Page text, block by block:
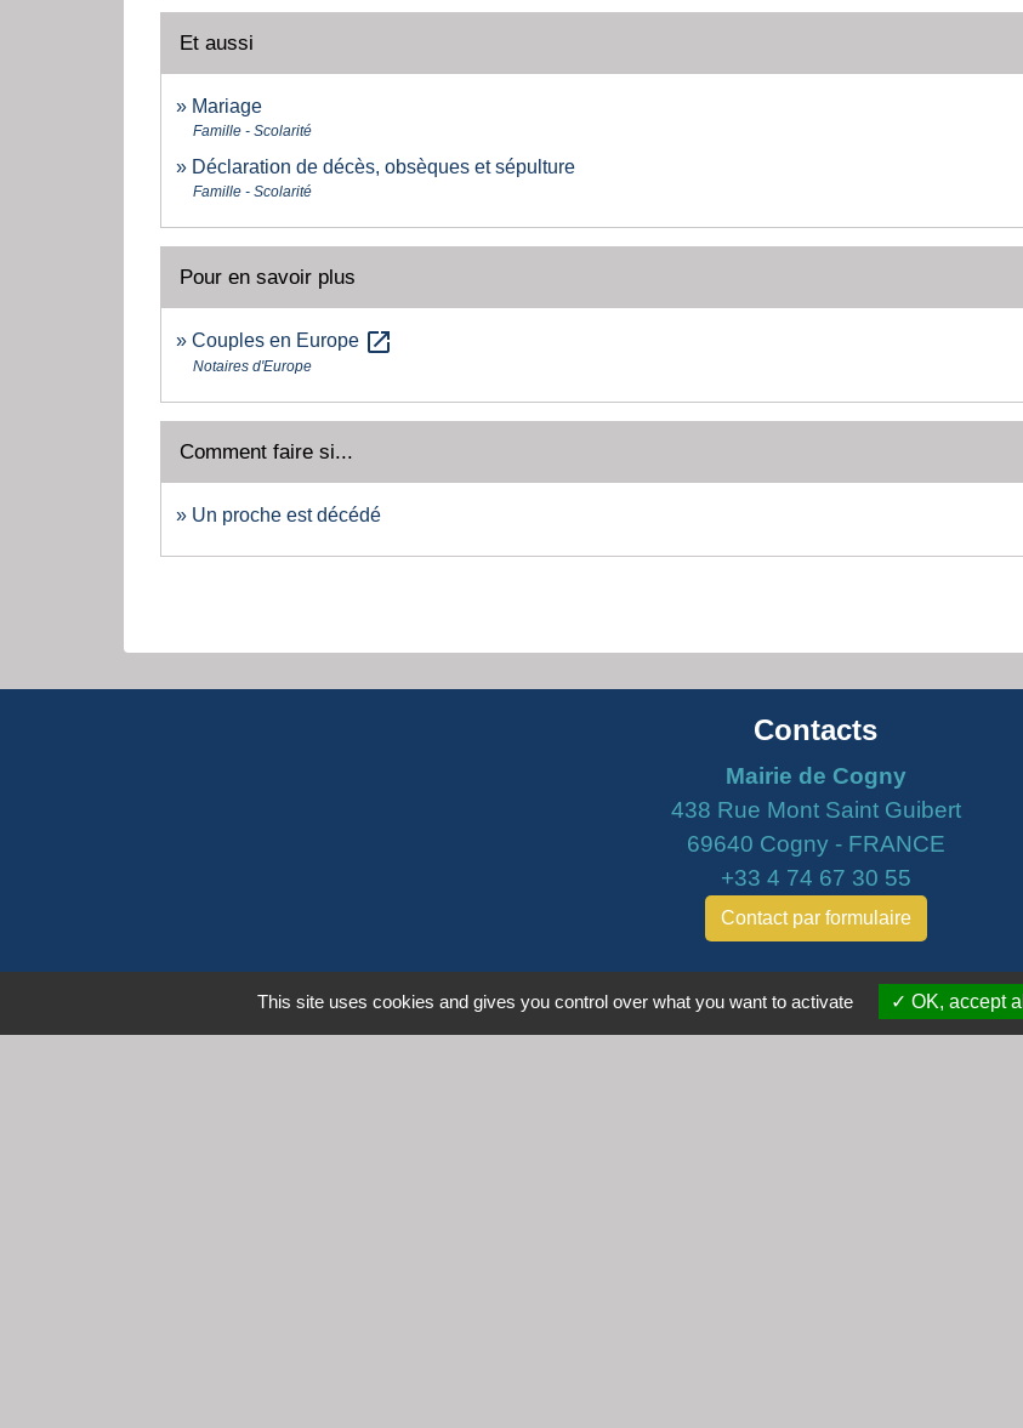
Et aussi
Mariage
Famille - Scolarité
Déclaration de décès, obsèques et sépulture
Famille - Scolarité
Pour en savoir plus
Couples en Europe open_in_new
Notaires d'Europe
Comment faire si...
Un proche est décédé
Contacts
Mairie de Cogny
438 Rue Mont Saint Guibert
69640 Cogny - FRANCE
+33 4 74 67 30 55
Contact par formulaire
Lundi : 16h30 - 18h30
This site uses cookies and gives you control over what you want to activate OK, accept all